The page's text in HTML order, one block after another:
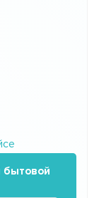
бытовой